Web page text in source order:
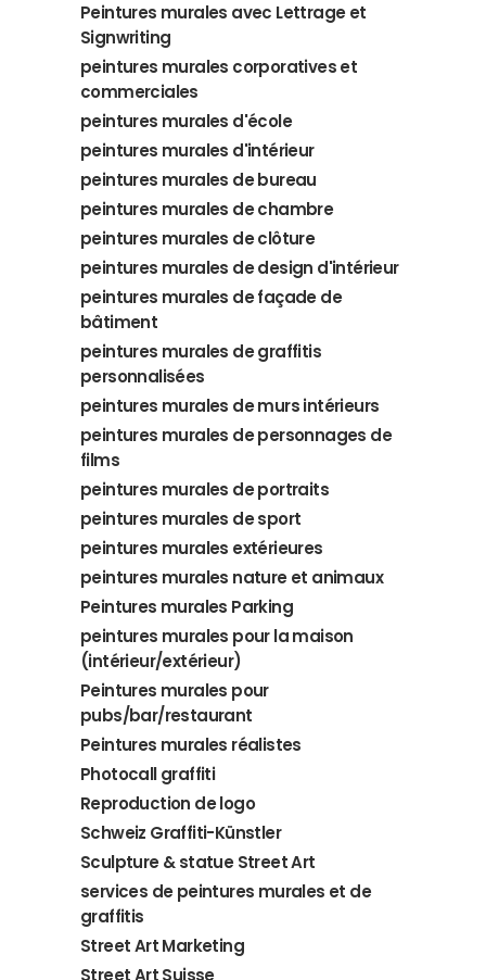
Peintures murales avec Lettrage et
Signwriting
peintures murales corporatives et
commerciales
peintures murales d'école
peintures murales d'intérieur
peintures murales de bureau
peintures murales de chambre
peintures murales de clôture
peintures murales de design d'intérieur
peintures murales de façade de
bâtiment
peintures murales de graffitis
personnalisées
peintures murales de murs intérieurs
peintures murales de personnages de
films
peintures murales de portraits
peintures murales de sport
peintures murales extérieures
peintures murales nature et animaux
Peintures murales Parking
peintures murales pour la maison
(intérieur/extérieur)
Peintures murales pour
pubs/bar/restaurant
Peintures murales réalistes
Photocall graffiti
Reproduction de logo
Schweiz Graffiti-Künstler
Sculpture & statue Street Art
services de peintures murales et de
graffitis
Street Art Marketing